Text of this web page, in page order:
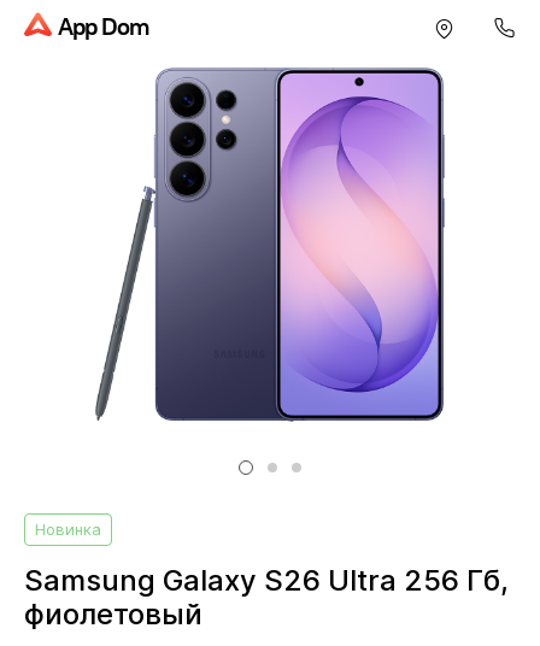
App Dom
Новинка
Samsung Galaxy S26 Ultra 256 Гб,
фиолетовый